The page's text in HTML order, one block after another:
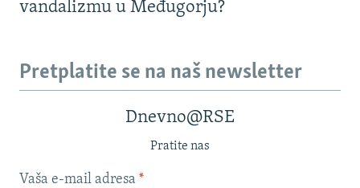
vandalizmu u Međugorju?
Pretplatite se na naš newsletter
Dnevno@RSE
Pratite nas
Vaša e-mail adresa *